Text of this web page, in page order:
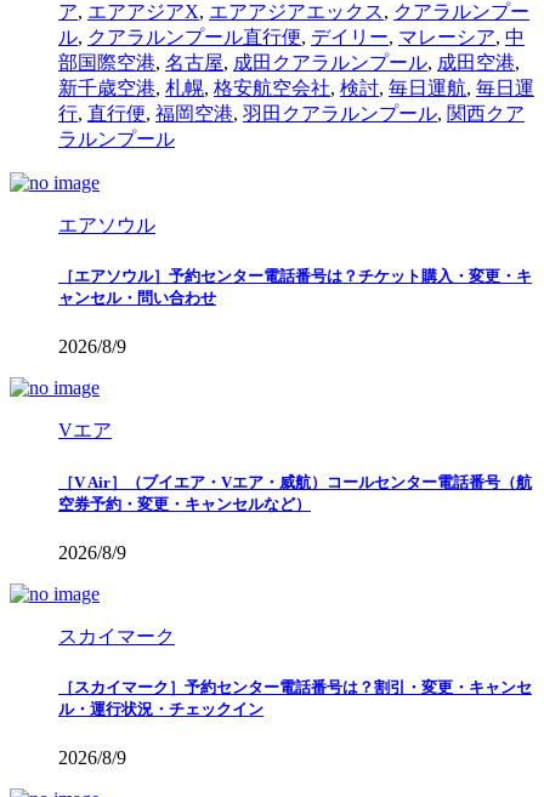
ア, エアアジアX, エアアジアエックス, クアラルンプー
ル, クアラルンプール直行便, デイリー, マレーシア, 中
部国際空港, 名古屋, 成田クアラルンプール, 成田空港,
新千歳空港, 札幌, 格安航空会社, 検討, 毎日運航, 毎日運
行, 直行便, 福岡空港, 羽田クアラルンプール, 関西クア
ラルンプール
エアソウル
［エアソウル］予約センター電話番号は？チケット購入・変更・キ
ャンセル・問い合わせ
2026/8/9
Vエア
［V Air］（ブイエア・Vエア・威航）コールセンター電話番号（航
空券予約・変更・キャンセルなど）
2026/8/9
スカイマーク
［スカイマーク］予約センター電話番号は？割引・変更・キャンセ
ル・運行状況・チェックイン
2026/8/9